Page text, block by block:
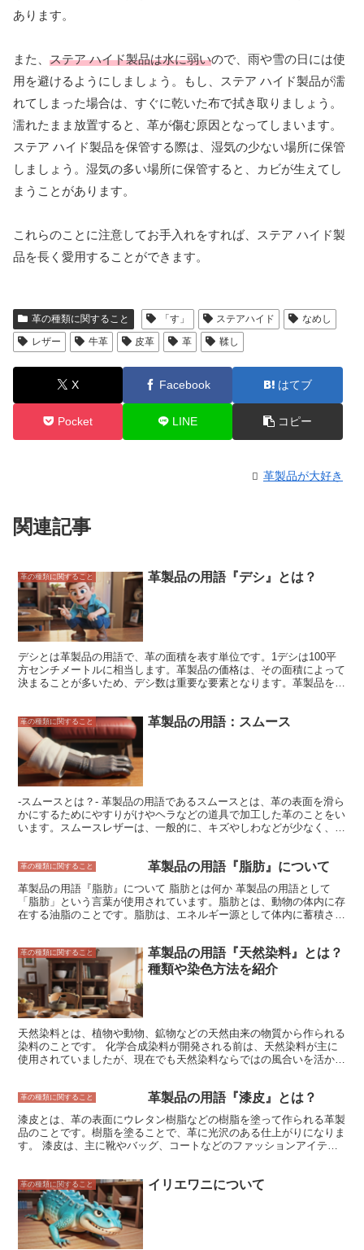
あります。
また、 ステア ハイド製品は水に弱いので、雨や雪の日には使
用を避けるようにしましょう。もし、ステア ハイド製品が濡
れてしまった場合は、すぐに乾いた布で拭き取りましょう。
濡れたまま放置すると、革が傷む原因となってしまいます。
ステア ハイド製品を保管する際は、湿気の少ない場所に保管
しましょう。湿気の多い場所に保管すると、カビが生えてし
まうことがあります。
これらのことに注意してお手入れをすれば、ステア ハイド製
品を長く愛用することができます。
革の種類に関すること 「す」 ステアハイド
なめし
レザー
牛革 皮革 革 鞣し
X Facebook はてブ
Pocket LINE コピー
革製品が大好き
関連記事
革の種類に関すること 革製品の用語『デシ』とは？
デシとは革製品の用語で、革の面積を表す単位です。1デシは100平
方センチメートルに相当します。革製品の価格は、その面積によって
決まることが多いため、デシ数は重要な要素となります。革製品を購
の単価が低いのに対し、馬革やワニ革は1デシあたりの単価が高くな
ります。また、革の厚みによっても、デシ数は変わります。厚い革は
1デシあたりの単価が高くなる傾向にあります。
革の種類に関すること 革製品の用語：スムース
-スムースとは？- 革製品の用語であるスムースとは、革の表面を滑ら
かにするためにやすりがけやヘラなどの道具で加工した革のことをい
います。スムースレザーは、一般的に、キズやしわなどが少なく、表
います。 スムースレザーは、革の種類や加工方法によって、さまざ
細かく、表面がなめらかなのが特徴です。一方、豚革のスムースレザ
ーは、キメが粗く、表面にシワやシボがあるのが特徴です。また、ス
ムースレザーは、染色や加工によって、さまざまな色や風合いを出す
から、革製品に広く使用されている素材です。靴、バッグ、財布、ソ
ファ、カーシートなど、さまざまな製品に使用されています。
革の種類に関すること 革製品の用語『脂肪』について
革製品の用語『脂肪』について 脂肪とは何か 革製品の用語として
「脂肪」という言葉が使用されています。脂肪とは、動物の体内に存
在する油脂のことです。脂肪は、エネルギー源として体内に蓄積され
製造においても、脂肪が重要な役割を果たしています。 脂肪は、主
にトリグリセリドという成分で構成されています。トリグリセリド
は、脂肪酸とグリセロールが結合した化合物です。脂肪酸は、炭素と
水素が鎖状に結合した化合物であり、グリセロールは、炭素、水素、
酸素が結合した化合物です。脂肪酸には、飽和脂肪酸と不飽和脂肪酸
の2種類があります。飽和脂肪酸は、脂肪酸の分子構造に二重結合が
なく、不飽和脂肪酸は、脂肪酸の分子構造に二重結合があるのが特徴
です。飽和脂肪酸は、常温で固体であり、不飽和脂肪酸は、常温で液
体です。 革製品の製造においては、動物の脂肪が使用されます。動
合物であり、リン脂質は、炭素、水素、酸素、リンが結合した化合物
りする効果があります。そのため、革製品の製造においては、動物の
脂肪が重要な役割を果たしています。
革の種類に関すること
革製品の用語『天然染料』とは？
種類や染色方法を紹介
天然染料とは、植物や動物、鉱物などの天然由来の物質から作られる
染料のことです。 化学合成染料が開発される前は、天然染料が主に
使用されていましたが、現在でも天然染料ならではの風合いを活かし
は、植物染料、動物染料、鉱物染料の3つに大別されます。植物染料
植物染料には、藍（あい）、紅花（べにばな）、茜（あかね）などが
あります。動物染料は、貝や虫から作られます。 代表的な動物染料
には、紫（むらさき）、コチニール、ラックなどがあります。鉱物染
ラ、黄土（おうど）、辰砂（しんしゃ）などがあります。 天然染料
の染色方法は、染料の種類によって異なりますが、一般的には、染料
を水に溶かして染液を作ります。染液に布や糸などを浸し、一定時間
放置した後、水洗いして乾燥させます。 天然染料は、化学合成染料
に比べて染色が難しく、熟練の技が必要とされます。
革の種類に関すること 革製品の用語『漆皮』とは？
漆皮とは、革の表面にウレタン樹脂などの樹脂を塗って作られる革製
品のことです。樹脂を塗ることで、革に光沢のある仕上がりになりま
す。 漆皮は、主に靴やバッグ、コートなどのファッションアイテム
牛革や豚革、羊革などの様々な革で作ることができます。革の種類に
よって、漆皮の風合いは異なります。牛革で作られた漆皮は、耐久性
が高く、傷がつきにくいのが特徴です。豚革で作られた漆皮は、柔ら
かく、肌触りが良いのが特徴です。羊革で作られた漆皮は、軽量で、
しなやかなのが特徴です。 漆皮は、お手入れが簡単ですが、以下の
革の種類に関すること イリエワニについて